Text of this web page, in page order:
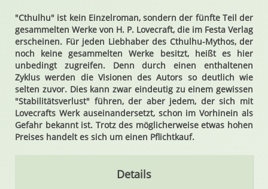
"Cthulhu" ist kein Einzelroman, sondern der fünfte Teil der
gesammelten Werke von H. P. Lovecraft, die im Festa Verlag
erscheinen. Für jeden Liebhaber des Cthulhu-Mythos, der
noch keine gesammelten Werke besitzt, heißt es hier
unbedingt zugreifen. Denn durch einen enthaltenen
Zyklus werden die Visionen des Autors so deutlich wie
selten zuvor. Dies kann zwar eindeutig zu einem gewissen
"Stabilitätsverlust" führen, der aber jedem, der sich mit
Lovecrafts Werk auseinandersetzt, schon im Vorhinein als
Gefahr bekannt ist. Trotz des möglicherweise etwas hohen
Preises handelt es sich um einen Pflichtkauf.
Details